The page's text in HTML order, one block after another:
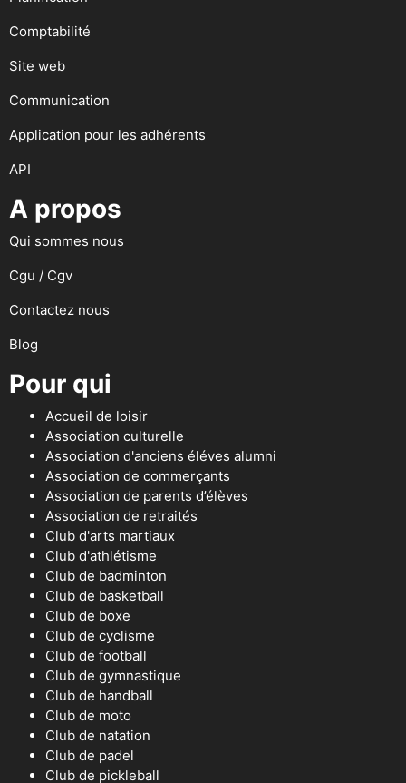
Comptabilité
Site web
Communication
Application pour les adhérents
API
A propos
Qui sommes nous
Cgu / Cgv
Contactez nous
Blog
Pour qui
Accueil de loisir
Association culturelle
Association d'anciens éléves alumni
Association de commerçants
Association de parents d’élèves
Association de retraités
Club d'arts martiaux
Club d'athlétisme
Club de badminton
Club de basketball
Club de boxe
Club de cyclisme
Club de football
Club de gymnastique
Club de handball
Club de moto
Club de natation
Club de padel
Club de pickleball